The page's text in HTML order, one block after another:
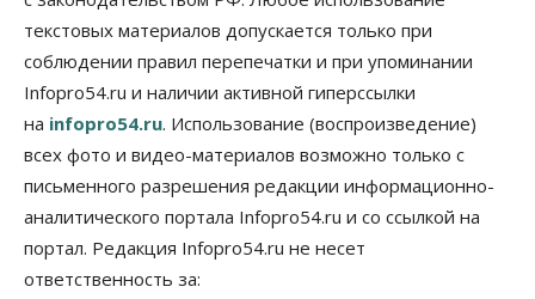
Кафе японской кухни в Новосибирске закрыли на
45 дней
10 Августа 2026, 14:45
Недвижимость
Новосибирску нужны яркие объекты и
градообразующие общественные здания
10 Августа 2026, 14:30
Общество
Предложения по строительству частных
бомбоубежищ появились на российском рынке
10 Августа 2026, 14:00
текстовых материалов допускается только при
соблюдении правил перепечатки и при упоминании
Infopro54.ru и наличии активной гиперссылки
на infopro54.ru. Использование (воспроизведение)
всех фото и видео-материалов возможно только с
письменного разрешения редакции информационно-
аналитического портала Infopro54.ru и со ссылкой на
портал. Редакция Infopro54.ru не несет
ответственность за: